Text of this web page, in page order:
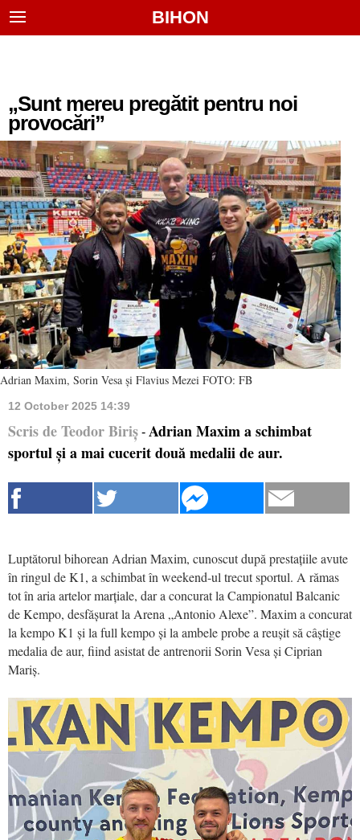
BIHON
„Sunt mereu pregătit pentru noi
provocări”
Adrian Maxim, Sorin Vesa și Flavius Mezei FOTO: FB
12 October 2025 14:39
Scris de Teodor Biriș - Adrian Maxim a schimbat
sportul și a mai cucerit două medalii de aur.
Luptătorul bihorean Adrian Maxim, cunoscut după prestațiile avute
în ringul de K1, a schimbat în weekend-ul trecut sportul. A rămas
tot în aria artelor marțiale, dar a concurat la Campionatul Balcanic
de Kempo, desfășurat la Arena „Antonio Alexe”. Maxim a concurat
la kempo K1 și la full kempo și la ambele probe a reușit să câștige
medalia de aur, fiind asistat de antrenorii Sorin Vesa și Ciprian
Mariș.